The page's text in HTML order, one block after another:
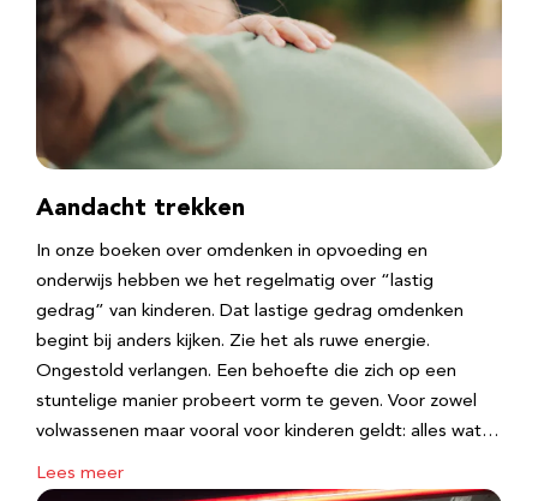
Aandacht trekken
In onze boeken over omdenken in opvoeding en
onderwijs hebben we het regelmatig over “lastig
gedrag” van kinderen. Dat lastige gedrag omdenken
begint bij anders kijken. Zie het als ruwe energie.
Ongestold verlangen. Een behoefte die zich op een
stuntelige manier probeert vorm te geven. Voor zowel
volwassenen maar vooral voor kinderen geldt: alles wat…
Lees meer